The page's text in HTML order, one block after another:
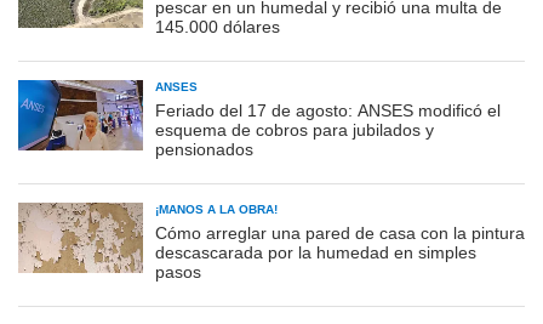
pescar en un humedal y recibió una multa de
145.000 dólares
ANSES
Feriado del 17 de agosto: ANSES modificó el
esquema de cobros para jubilados y
pensionados
¡MANOS A LA OBRA!
Cómo arreglar una pared de casa con la pintura
descascarada por la humedad en simples
pasos